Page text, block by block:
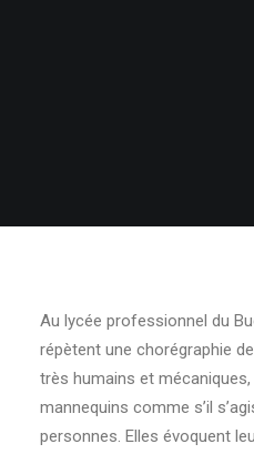
Au lycée professionnel du
répètent une chorégraphie
très humains et
mannequins comme s’il
personnes. Elles évoquent